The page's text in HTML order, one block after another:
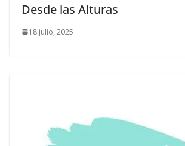
Desde las Alturas
18 julio, 2025